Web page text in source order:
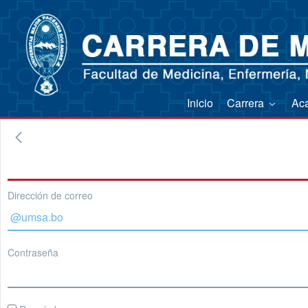
Inicio Carrera
Dirección de correo
Contraseña